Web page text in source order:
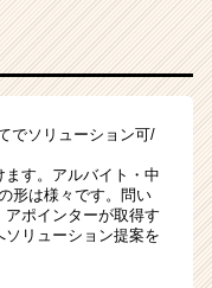
でソリューション可/
す。アルバイト・中
形は様々です。問い
ポインターが取得す
リューション提案を